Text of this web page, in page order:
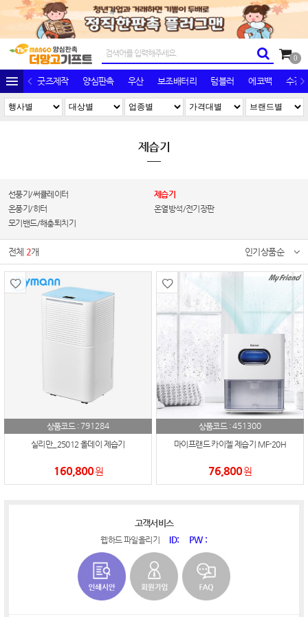
0
굿즈제작 양심판촉 우산 보조배터리 텀블러 에코백 수건/
제습기
선풍기/써큘레이터
제습기
온풍기/히터
온열방석/전기장판
모기밴드/해충퇴치기
전체 2개 인기상품순
상품코드 : 791284
실리만_25012 올데이 제습기
160,800원
상품코드 :451300
마이프랜드 카이젤 제습기 MF-20H
76,800원
고객서비스
웹하드 파일올리기 ID: PW :